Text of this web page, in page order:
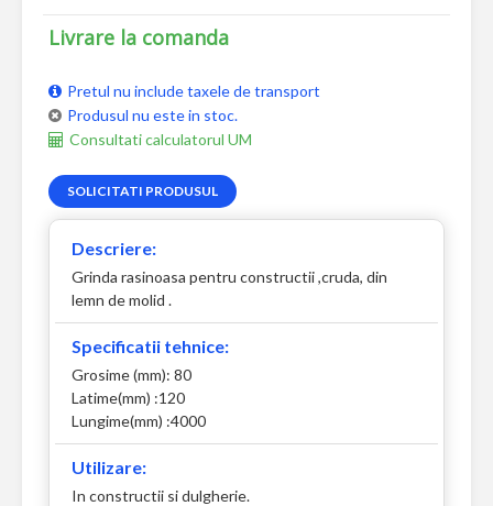
Livrare la comanda
Pretul nu include taxele de transport
Produsul nu este in stoc.
Consultati calculatorul UM
SOLICITATI PRODUSUL
Descriere:
Grinda rasinoasa pentru constructii ,cruda, din
lemn de molid .
Specificatii tehnice:
Grosime (mm): 80
Latime(mm) :120
Lungime(mm) :4000
Utilizare:
In constructii si dulgherie.